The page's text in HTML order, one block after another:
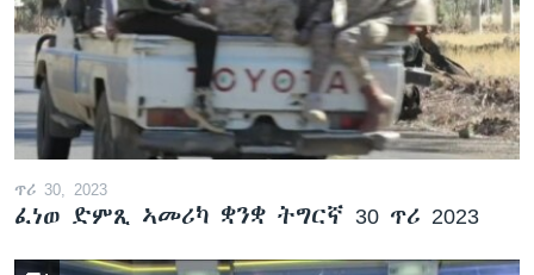
ጥሪ 30, 2023
ፈነወ ድምጺ ኣመሪካ ቋንቋ ትግርኛ 30 ጥሪ 2023